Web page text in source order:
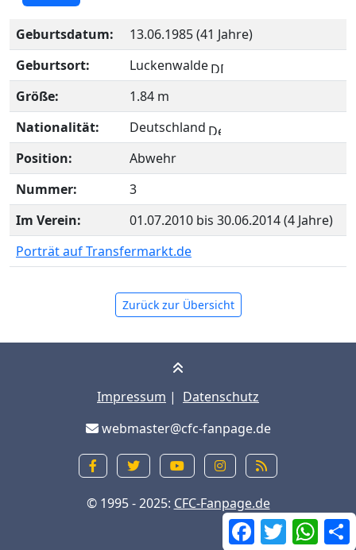
Facebook
Twitter
Geburtsdatum:
13.06.1985 (41 Jahre)
Geburtsort:
Luckenwalde
Größe:
1.84 m
Nationalität:
Deutschland
Position:
Abwehr
Nummer:
3
Im Verein:
01.07.2010 bis 30.06.2014 (4 Jahre)
Porträt auf Transfermarkt.de
Zurück zur Übersicht
Impressum | Datenschutz
webmaster@cfc-fanpage.de
© 1995 - 2025: CFC-Fanpage.de